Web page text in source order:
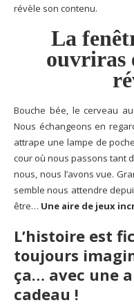
révèle son contenu.
La
ouvriras
Bouche bée, le cerveau
Nous échangeons en
attrape une lampe de
cour où nous passons tant
nous, nous l’avons vue.
semble nous attendre
être… Une aire de jeux
L’histoire est
toujours
ça… avec une
cadeau !